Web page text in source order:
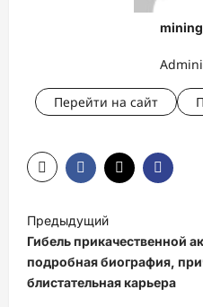
Перейти на сайт
а
в
и
Предыдущий
Гибель прикачественной
подробная биография,
блистательная карьера